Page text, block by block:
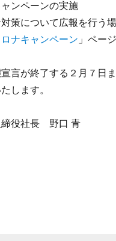
ンペーンの実施
策について広報を行う
ナキャンペーン 」ペー
言が終了する２月７日
します。
役社長 野口 青